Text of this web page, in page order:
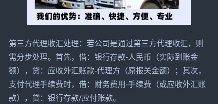
第三方代理收汇处理：若公司是通过第三方代理收汇，则
需分步处理。首先，借：银行存款-人民币（实际到账金
额），贷：应收外汇账款-代理方（原报关金额）；其次，
支付代理手续费时，借：财务费用-手续费（或应收外汇账
款），贷：银行存款/应付账款。